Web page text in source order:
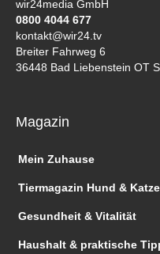
wir24media GmbH
0800 4044 677
kontakt@wir24.tv
Breiter Fahrweg 6
36448 Bad Liebenstein OT
Magazin
Mein Zuhause
Tiermagazin Hund & Katze
Gesundheit & Vitalität
Haushalt & praktische